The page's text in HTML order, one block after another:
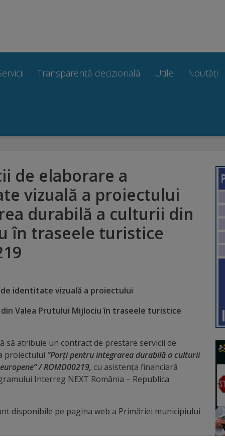
Transparență decizională Utile Noutăți
de elaborare a
vizuală a proiectului
durabilă a culturii din
în traseele turistice
identitate vizuală a proiectului
Valea Prutului Mijlociu în traseele turistice
atribuie un contract de prestare servicii de
proiectului ”Porți pentru integrarea durabilă a culturii
/ ROMD00219, cu asistența financiară
Interreg NEXT România – Republica
disponibile pe pagina web a Primăriei municipiului